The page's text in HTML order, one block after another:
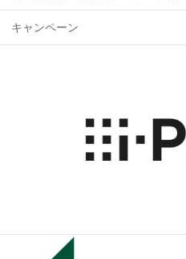
キャンペーン